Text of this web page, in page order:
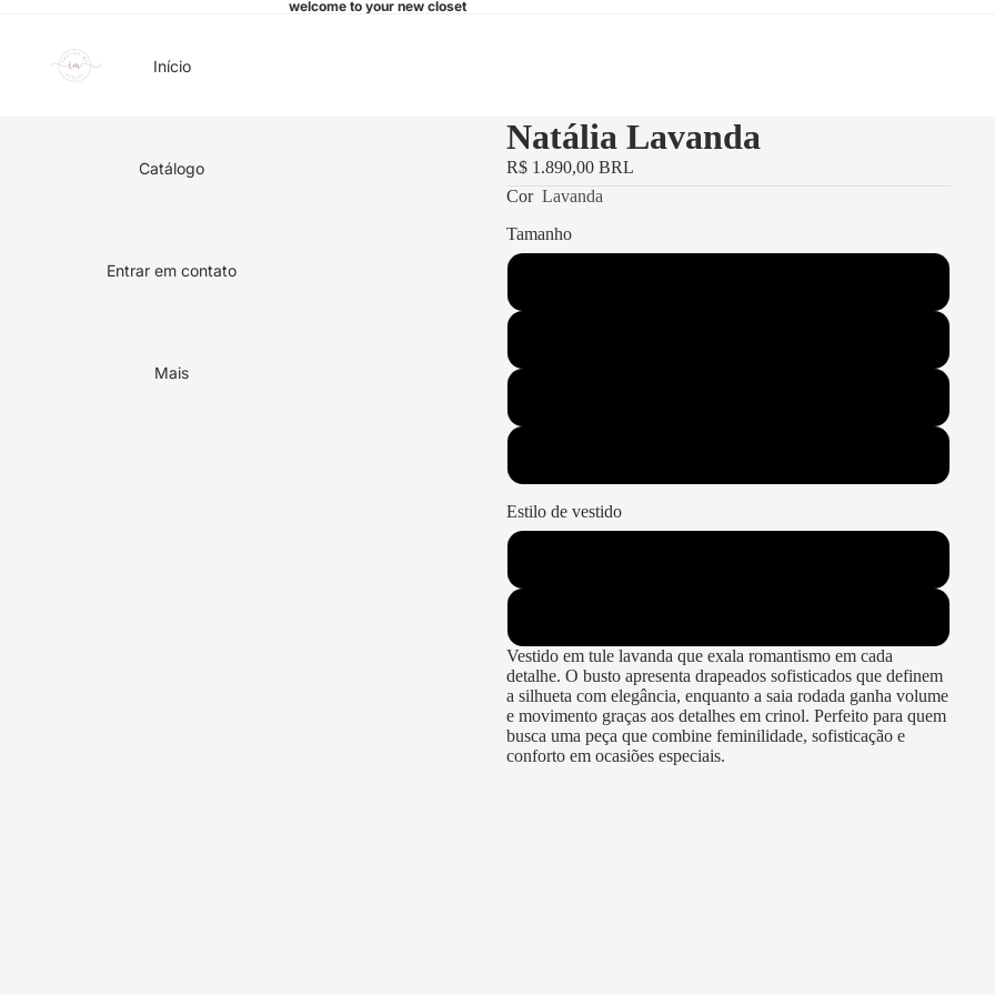
welcome to your new closet
Início
Catálogo
Entrar em contato
Mais
Natália Lavanda
R$ 1.890,00 BRL
Cor Lavanda
Tamanho
Estilo de vestido
Vestido em tule lavanda que exala romantismo em cada
detalhe. O busto apresenta drapeados sofisticados que definem
a silhueta com elegância, enquanto a saia rodada ganha volume
e movimento graças aos detalhes em crinol. Perfeito para quem
busca uma peça que combine feminilidade, sofisticação e
conforto em ocasiões especiais.